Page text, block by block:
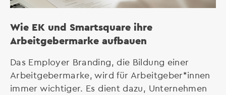
Wie EK und Smartsquare ihre
Arbeitgebermarke aufbauen
Das Employer Branding, die Bildung einer
Arbeitgebermarke, wird für Arbeitgeber*innen
immer wichtiger. Es dient dazu, Unternehmen